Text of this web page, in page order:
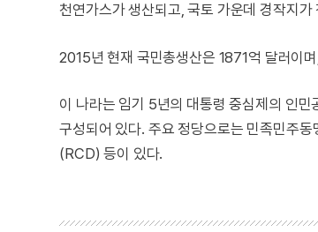
천연가스가 생산되고, 국토 가운데 경작지
2015년 현재 국민총생산은 1871억 달러이
이 나라는 임기 5년의 대통령 중심제의 인
구성되어 있다. 주요 정당으로는 민족민주
(RCD) 등이 있다.